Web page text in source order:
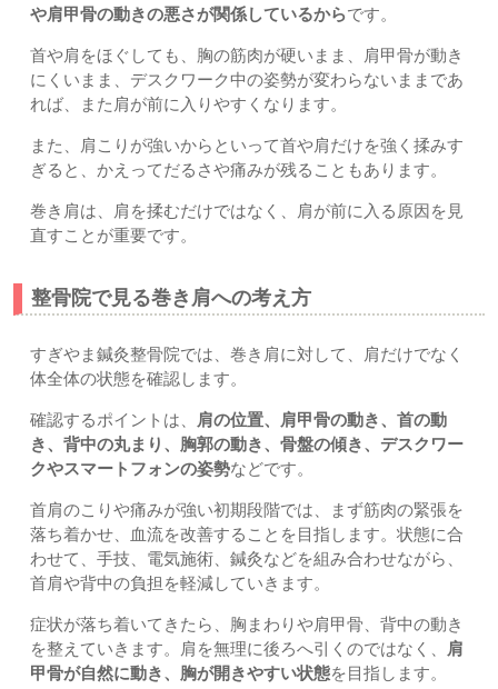
や肩甲骨の動きの悪さが関係しているからです。
首や肩をほぐしても、胸の筋肉が硬いまま、肩甲骨が動き
にくいまま、デスクワーク中の姿勢が変わらないままであ
れば、また肩が前に入りやすくなります。
また、肩こりが強いからといって首や肩だけを強く揉みす
ぎると、かえってだるさや痛みが残ることもあります。
巻き肩は、肩を揉むだけではなく、肩が前に入る原因を見
直すことが重要です。
整骨院で見る巻き肩への考え方
すぎやま鍼灸整骨院では、巻き肩に対して、肩だけでなく
体全体の状態を確認します。
確認するポイントは、
肩の位置、肩甲骨の動き、首の動
き、背中の丸まり、胸郭の動き、骨盤の傾き、デスクワー
クやスマートフォンの姿勢などです。
首肩のこりや痛みが強い初期段階では、まず筋肉の緊張を
落ち着かせ、血流を改善することを目指します。状態に合
わせて、手技、電気施術、鍼灸などを組み合わせながら、
首肩や背中の負担を軽減していきます。
症状が落ち着いてきたら、胸まわりや肩甲骨、背中の動き
を整えていきます。肩を無理に後ろへ引くのではなく、
肩
甲骨が自然に動き、胸が開きやすい状態を目指します。